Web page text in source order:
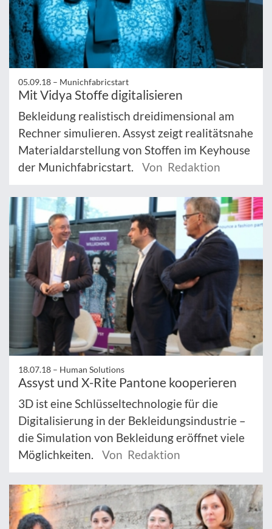
05.09.18 – Munichfabricstart
Mit Vidya Stoffe digitalisieren
Bekleidung realistisch dreidimensional am
Rechner simulieren. Assyst zeigt realitätsnahe
Materialdarstellung von Stoffen im Keyhouse
der Munichfabricstart.
Von Redaktion
18.07.18 – Human Solutions
Assyst und X-Rite Pantone kooperieren
3D ist eine Schlüsseltechnologie für die
Digitalisierung in der Bekleidungsindustrie –
die Simulation von Bekleidung eröffnet viele
Möglichkeiten.
Von Redaktion